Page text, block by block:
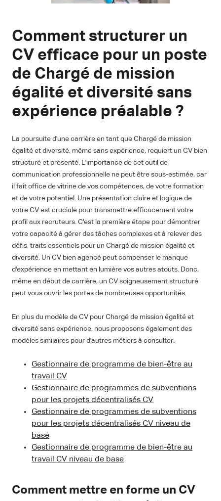
Comment structurer un
CV efficace pour un poste
de Chargé de mission
égalité et diversité sans
expérience préalable ?
La poursuite d'une carrière en tant que Chargé de mission
égalité et diversité, même sans expérience, requiert un CV bien
structuré et présenté. L'importance de cet outil de
communication professionnelle ne peut être sous-estimée, car
il fait office de vitrine de vos compétences, de votre formation
et de votre potentiel. Une présentation claire et logique de
votre CV est cruciale pour transmettre efficacement votre
profil aux recruteurs. C'est la première étape pour démontrer
votre capacité à gérer des tâches complexes et à relever des
défis, traits essentiels pour un Chargé de mission égalité et
diversité. Un CV bien agencé peut compenser le manque
d'expérience en mettant en lumière vos autres atouts. Donc,
même en début de carrière, un CV soigneusement structuré
peut vous ouvrir les portes de nombreuses opportunités.
En plus du modèle de CV pour Chargé de mission égalité et
diversité sans expérience, nous proposons également des
modèles similaires pour d'autres métiers à consulter.
Gestionnaire de programme de bien-être au
travail CV
Gestionnaire de programmes de subventions
pour les projets décentralisés CV
Gestionnaire de programmes de subventions
pour les projets décentralisés CV niveau de
base
Gestionnaire de programme de bien-être au
travail CV niveau de base
Comment mettre en forme un CV